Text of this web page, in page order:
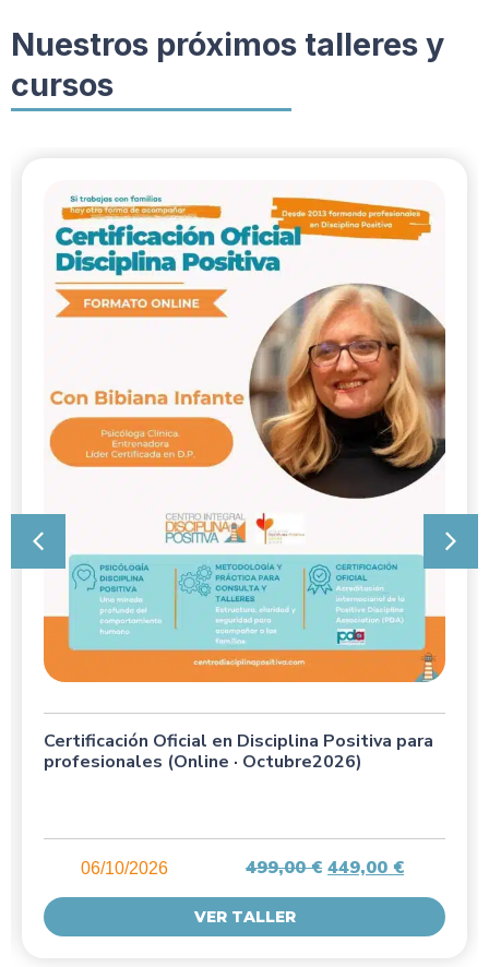
Nuestros próximos talleres y
cursos
Certificación Oficial en Disciplina Positiva para
profesionales (Online · Octubre2026)
06/10/2026 499,00€ 449,00 €
VER TALLER